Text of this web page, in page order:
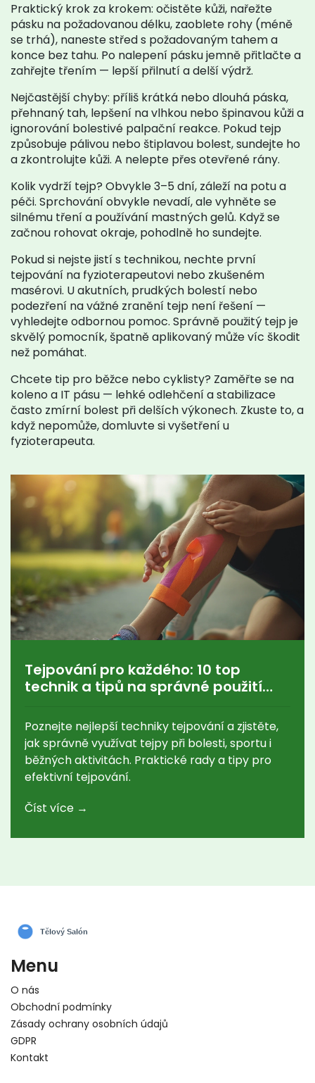
Praktický krok za krokem: očistěte kůži, nařežte
pásku na požadovanou délku, zaoblete rohy (méně
se trhá), naneste střed s požadovaným tahem a
konce bez tahu. Po nalepení pásku jemně přitlačte a
zahřejte třením — lepší přilnutí a delší výdrž.
Nejčastější chyby: příliš krátká nebo dlouhá páska,
přehnaný tah, lepšení na vlhkou nebo špinavou kůži a
ignorování bolestivé palpační reakce. Pokud tejp
způsobuje pálivou nebo štiplavou bolest, sundejte ho
a zkontrolujte kůži. A nelepte přes otevřené rány.
Kolik vydrží tejp? Obvykle 3–5 dní, záleží na potu a
péči. Sprchování obvykle nevadí, ale vyhněte se
silnému tření a používání mastných gelů. Když se
začnou rohovat okraje, pohodlně ho sundejte.
Pokud si nejste jistí s technikou, nechte první
tejpování na fyzioterapeutovi nebo zkušeném
masérovi. U akutních, prudkých bolestí nebo
podezření na vážné zranění tejp není řešení —
vyhledejte odbornou pomoc. Správně použitý tejp je
skvělý pomocník, špatně aplikovaný může víc škodit
než pomáhat.
Chcete tip pro běžce nebo cyklisty? Zaměřte se na
koleno a IT pásu — lehké odlehčení a stabilizace
často zmírní bolest při delších výkonech. Zkuste to, a
když nepomůže, domluvte si vyšetření u
fyzioterapeuta.
Tejpování pro každého: 10 top
technik a tipů na správné použití
Poznejte nejlepší techniky tejpování a zjistěte,
jak správně využívat tejpy při bolesti, sportu i
běžných aktivitách. Praktické rady a tipy pro
efektivní tejpování.
Číst více →
Menu
O nás
Obchodní podmínky
Zásady ochrany osobních údajů
GDPR
Kontakt